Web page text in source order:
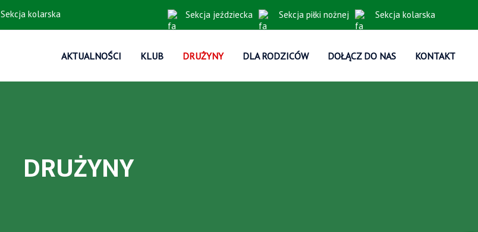
Sekcja kolarska Sekcja jeździecka Sekcja piłki nożnej Sekcja kolarska
AKTUALNOŚCI KLUB DRUŻYNY DLA RODZICÓW DOŁĄCZ DO NAS KONTAKT
DRUŻYNY